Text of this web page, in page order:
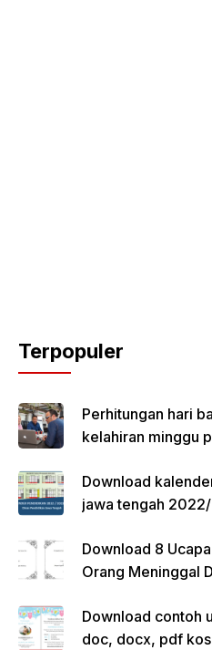
Terpopuler
Perhitungan hari
kelahiran minggu
Download
jawa tengah
Download 8
Orang Meninggal
Download contoh
doc, docx, pdf